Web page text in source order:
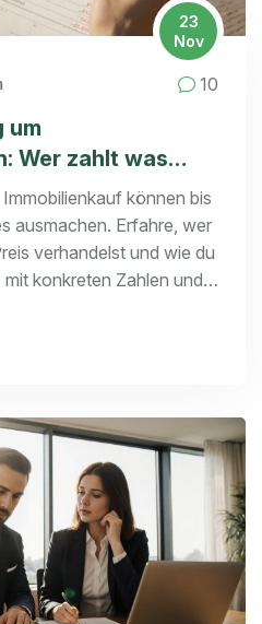
23
Nov
10
um
Wer zahlt was
in Deutschland?
können bis
ausmachen. Erfahre, wer
verhandelst und wie du
konkreten Zahlen und